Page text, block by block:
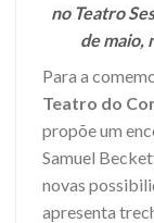
no Teatro
de maio,
Para a
Teatro do
propõe um
Samuel
novas
apresenta